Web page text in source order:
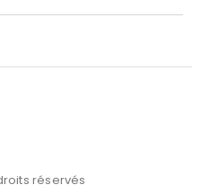
réservés